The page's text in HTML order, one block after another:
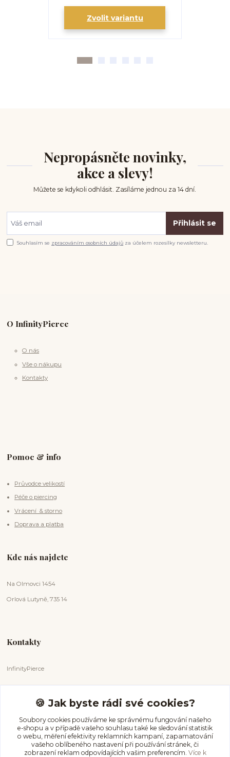
Zvolit variantu
Nepropásněte novinky,
akce a slevy!
Můžete se kdykoli odhlásit. Zasíláme jednou za 14 dní.
Přihlásit se
Souhlasím se zpracováním osobních údajů za účelem rozesílky newsletteru.
O InfinityPierce
O nás
Vše o nákupu
Kontakty
Pomoc & info
Průvodce velikostí
Péče o piercing
Vrácení & storno
Doprava a platba
Kde nás najdete
Na Olmovci 1454
Orlová Lutyně, 735 14
Kontakty
InfinityPierce
+420 731 681 038
(Po-Ne, 9-18 hod.)
info@infinitypierce.cz
🍪 Jak byste rádi své cookies?
Soubory cookies používáme ke správnému fungování našeho
e-shopu a v případě vašeho souhlasu také ke sledování statistik
o webu, měření efektivity reklamních kampaní, zapamatování
vašeho oblíbeného nastavení při používání stránek, či
zobrazení reklam odpovídajících vašim preferencím. Více k